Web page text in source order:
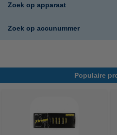
Zoek op apparaat
Zoek op accunummer
Populaire